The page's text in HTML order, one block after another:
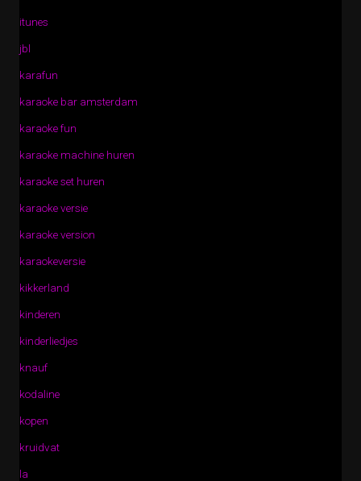
itunes
jbl
karafun
karaoke bar amsterdam
karaoke fun
karaoke machine huren
karaoke set huren
karaoke versie
karaoke version
karaokeversie
kikkerland
kinderen
kinderliedjes
knauf
kodaline
kopen
kruidvat
la